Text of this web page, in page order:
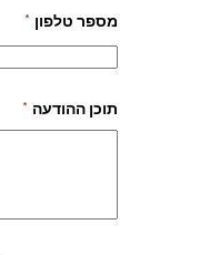
מספר טלפון *
תוכן ההודעה *